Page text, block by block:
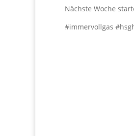
Nächste Woche
#immervollgas